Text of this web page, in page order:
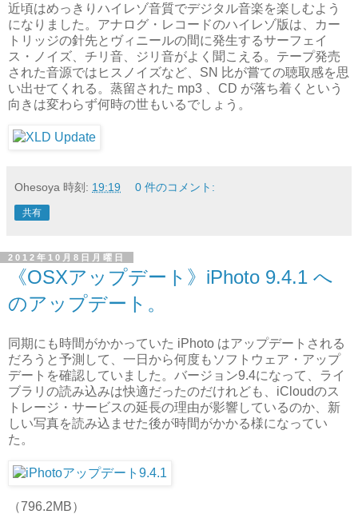
近頃はめっきりハイレゾ音質でデジタル音楽を楽しむよう
になりました。アナログ・レコードのハイレゾ版は、カー
トリッジの針先とヴィニールの間に発生するサーフェイ
ス・ノイズ、チリ音、ジリ音がよく聞こえる。テープ発売
された音源ではヒスノイズなど、SN 比が嘗ての聴取感を思
い出せてくれる。蒸留された mp3 、CD が落ち着くという
向きは変わらず何時の世もいるでしょう。
Ohesoya 時刻: 19:19 0 件のコメント:
共有
2012年10月8日月曜日
《OSXアップデート》iPhoto 9.4.1 へ
のアップデート。
同期にも時間がかかっていた iPhoto はアップデートされる
だろうと予測して、一日から何度もソフトウェア・アップ
デートを確認していました。バージョン9.4になって、ライ
ブラリの読み込みは快適だったのだけれども、iCloudのス
トレージ・サービスの延長の理由が影響しているのか、新
しい写真を読み込ませた後が時間がかかる様になってい
た。
（796.2MB）